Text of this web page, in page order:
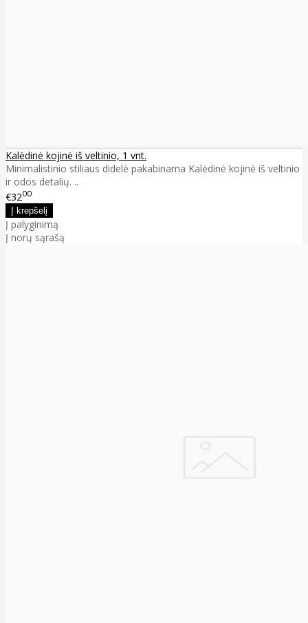
Kalėdinė kojinė iš veltinio, 1 vnt.
Minimalistinio stiliaus didelė pakabinama Kalėdinė kojinė iš veltinio
ir odos detalių. ..
€3200
Į palyginimą
Į norų sąrašą